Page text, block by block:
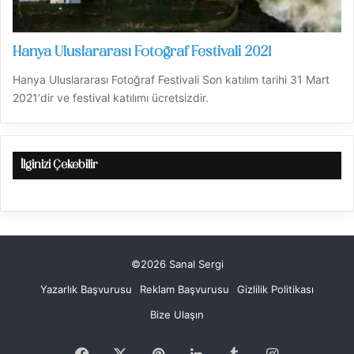
Hanya Uluslararası Fotoğraf Festivali 2021
Hanya Uluslararası Fotoğraf Festivali Son katılım tarihi 31 Mart
2021‘dir ve festival katılımı ücretsizdir.
İlginizi Çekebilir
©2026 Sanal Sergi
Yazarlık Başvurusu
Reklam Başvurusu
Gizlilik Politikası
Bize Ulaşın